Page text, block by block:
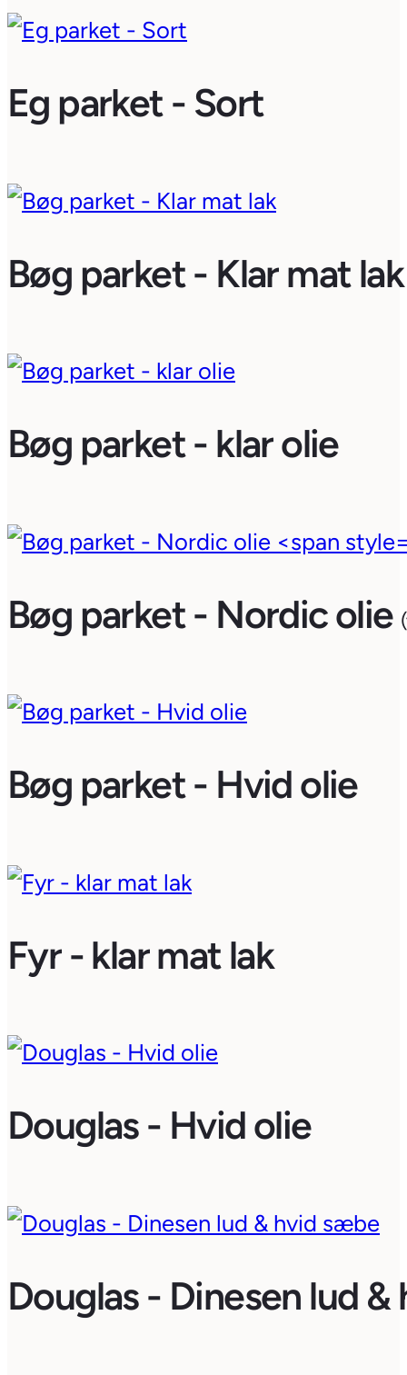
Eg parket - Sort
Bøg parket - Klar mat lak
Bøg parket - klar olie
Bøg parket - Nordic olie
Bøg parket - Hvid olie
Fyr - klar mat lak
Douglas - Hvid olie
Douglas - Dinesen lud